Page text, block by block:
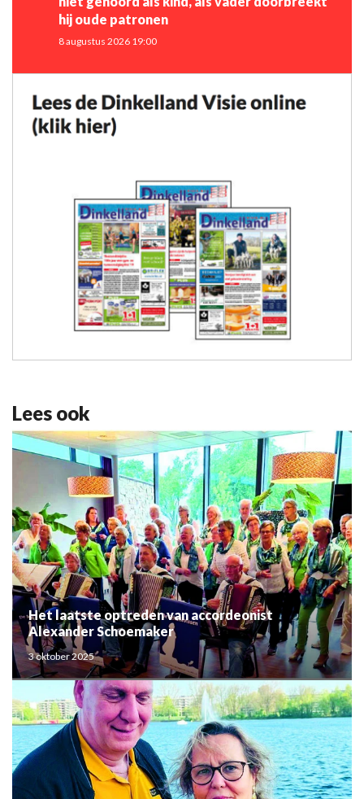
hij oude patronen
8 augustus 2026 19:00
Lees ook
Het laatste optreden van accordeonist
Alexander Schoemaker
3 oktober 2025